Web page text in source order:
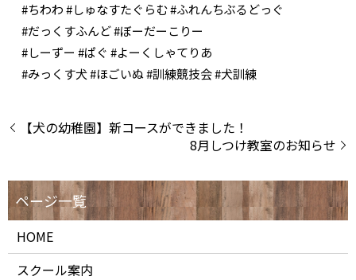
#ちわわ #しゅなすたぐらむ #ふれんちぶるどっぐ
#だっくすふんど #ぼーだーこりー
#しーずー #ぱぐ #よーくしゃてりあ
#みっくす犬 #ほごいぬ #訓練競技会 #犬訓練
【犬の幼稚園】新コースができました！
8月しつけ教室のお知らせ
HOME
スクール案内